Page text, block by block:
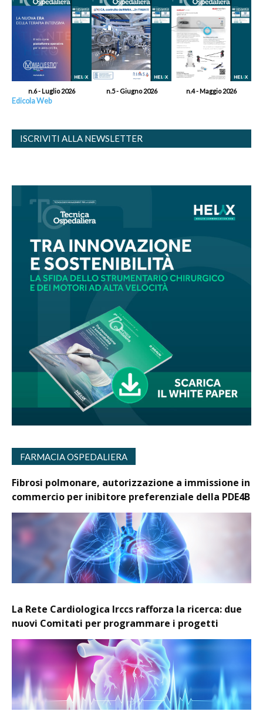
n.6 - Luglio 2026 n.5 - Giugno 2026 n.4 - Maggio 2026
Edicola Web
ISCRIVITI ALLA NEWSLETTER
FARMACIA OSPEDALIERA
Fibrosi polmonare, autorizzazione a immissione in
commercio per inibitore preferenziale della PDE4B
La Rete Cardiologica Irccs rafforza la ricerca: due
nuovi Comitati per programmare i progetti